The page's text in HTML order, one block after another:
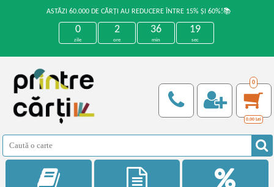
ASTĂZI 60.000 DE CĂRȚI AU REDUCERE ÎNTRE 15% ȘI 60%!📚
0
zile
2
ore
36
min
18
sec
0
0,00 Lei